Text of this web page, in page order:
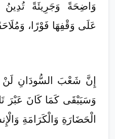
وَاضِحَةً وَجَرِيئَةً تُدِينُ
عَلَى وَقْفِهَا فَوْرًا،
إِنَّ شَعْبَ السُّودَانِ لَنْ
وَسَيَبْقَى كَمَا كَانَ عَبْرَ
الْحَضَارَةِ وَالْكَرَامَةِ